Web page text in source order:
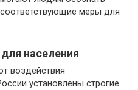
меры для
населения
воздействия
установлены строгие